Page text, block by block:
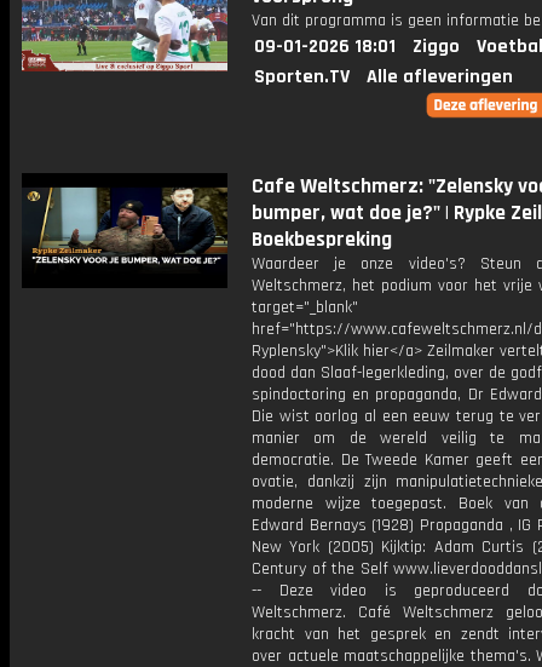
Van dit programma is geen informatie
09-01-2026 18:01 Ziggo
Sporten.TV
Alle afleveringen
Cafe Weltschmerz: "Zelensky
bumper, wat doe je?" | Rypke
Boekbespreking
Waardeer je onze video's? Steun
Weltschmerz, het podium voor het vrije
target="_blank"
href="https://www.cafeweltschmerz.nl/
Ryplensky">Klik hier</a> Zeilmaker
dood dan Slaaf-legerkleding, over de
spindoctoring en propaganda, Dr
Die wist oorlog al een eeuw terug te
manier om de wereld veilig te
democratie. De Tweede Kamer geeft
ovatie, dankzij zijn
moderne wijze toegepast. Boek van
Edward Bernays (1928) Propaganda , IG
New York (2005) Kijktip: Adam Curtis
Century of the Self
-- Deze video is geproduceerd
Weltschmerz. Café Weltschmerz
kracht van het gesprek en zendt
over actuele maatschappelijke thema's.